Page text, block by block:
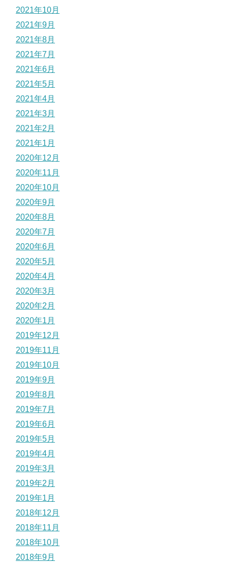
2021年10月
2021年9月
2021年8月
2021年7月
2021年6月
2021年5月
2021年4月
2021年3月
2021年2月
2021年1月
2020年12月
2020年11月
2020年10月
2020年9月
2020年8月
2020年7月
2020年6月
2020年5月
2020年4月
2020年3月
2020年2月
2020年1月
2019年12月
2019年11月
2019年10月
2019年9月
2019年8月
2019年7月
2019年6月
2019年5月
2019年4月
2019年3月
2019年2月
2019年1月
2018年12月
2018年11月
2018年10月
2018年9月